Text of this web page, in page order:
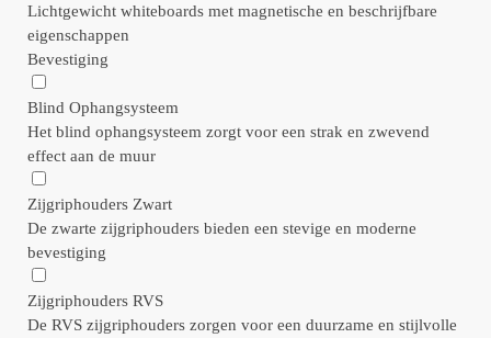
Lichtgewicht whiteboards met magnetische en beschrijfbare
eigenschappen
Bevestiging
Blind Ophangsysteem
Het blind ophangsysteem zorgt voor een strak en zwevend
effect aan de muur
Zijgriphouders Zwart
De zwarte zijgriphouders bieden een stevige en moderne
bevestiging
Zijgriphouders RVS
De RVS zijgriphouders zorgen voor een duurzame en stijlvolle